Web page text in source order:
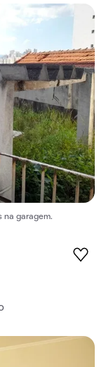
na garagem.